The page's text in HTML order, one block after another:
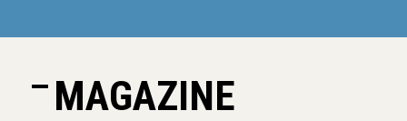
MAGAZINE